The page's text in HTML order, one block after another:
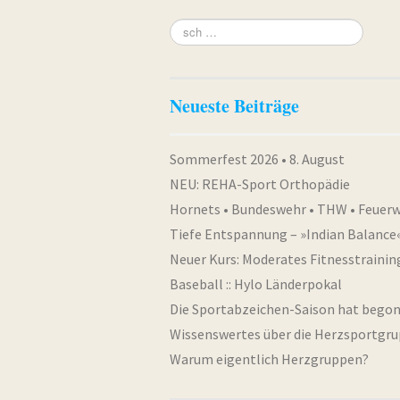
Neueste Beiträge
Sommerfest 2026 • 8. August
NEU: REHA-Sport Orthopädie
Hornets • Bundeswehr • THW •
Tiefe Entspannung – »Indian
Neuer Kurs: Moderates
Baseball :: Hylo Länderpokal
Die Sportabzeichen-Saison hat
Wissenswertes über die
Warum eigentlich Herzgruppen?